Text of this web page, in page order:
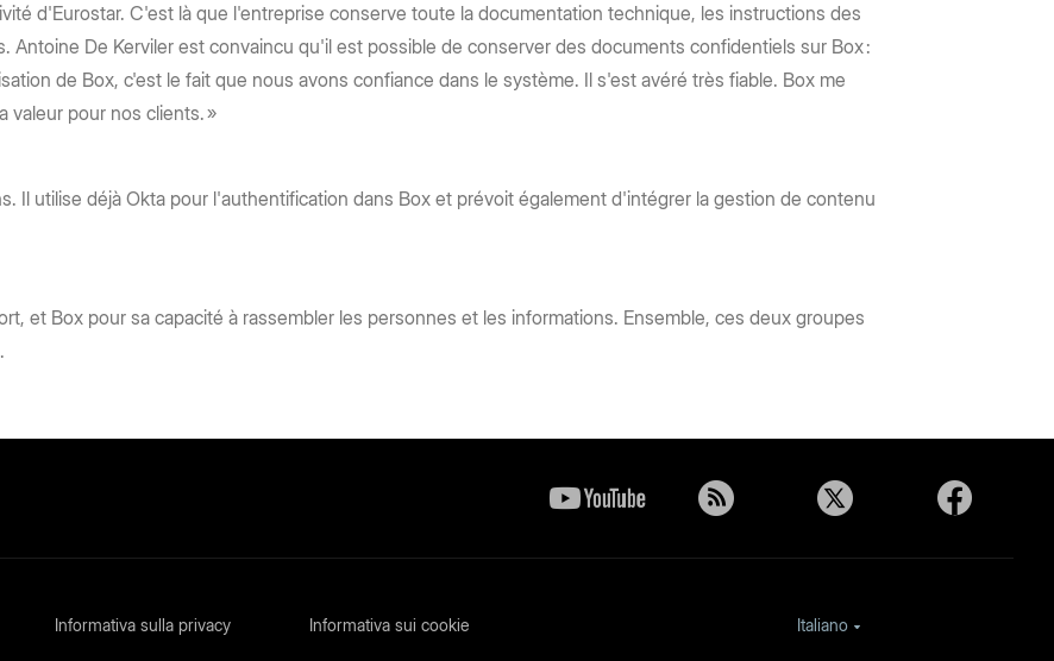
d'Eurostar. C'est là que l'entreprise conserve toute la documentation technique, les instructions des
De Kerviler est convaincu qu'il est possible de conserver des documents confidentiels sur Box :
de Box, c'est le fait que nous avons confiance dans le système. Il s'est avéré très fiable. Box me
valeur pour nos clients. »
Il utilise déjà Okta pour l'authentification dans Box et prévoit également d'intégrer la gestion de contenu
et Box pour sa capacité à rassembler les personnes et les informations. Ensemble, ces deux groupes
Informativa sulla privacy Informativa sui cookie Italiano